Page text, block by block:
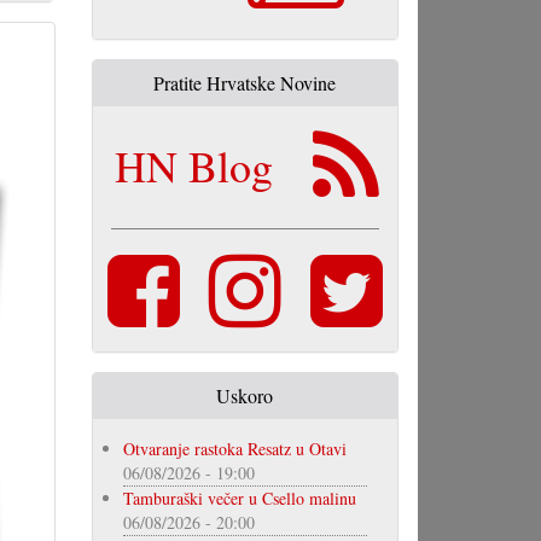
Pratite Hrvatske Novine
HN Blog
Uskoro
Otvaranje rastoka Resatz u Otavi
06/08/2026 - 19:00
Tamburaški večer u Csello malinu
06/08/2026 - 20:00